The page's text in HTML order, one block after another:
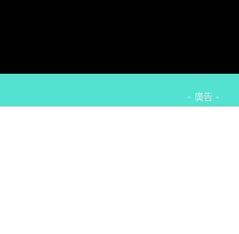
- 廣告 -